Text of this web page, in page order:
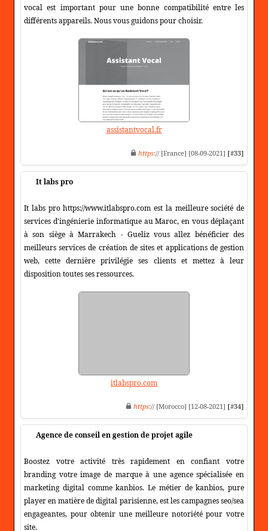
vocal est important pour une bonne compatibilité entre les
différents appareils. Nous vous guidons pour choisir.
assistantvocal.fr
https:// [France] [08-09-2021] [#33]
It labs pro
It labs pro https://www.itlabspro.com est la meilleure société de
services d'ingénierie informatique au Maroc, en vous déplaçant
à son siège à Marrakech - Gueliz vous allez bénéficier des
meilleurs services de création de sites et applications de gestion
web, cette dernière privilégie ses clients et mettez à leur
disposition toutes ses ressources.
itlabspro.com
https:// [Morocco] [12-08-2021] [#34]
Agence de conseil en gestion de projet agile
Boostez votre activité très rapidement en confiant votre
branding votre image de marque à une agence spécialisée en
marketing digital comme kanbios. Le métier de kanbios, pure
player en matière de digital parisienne, est les campagnes seo/sea
engageantes, pour obtenir une meilleure notoriété pour votre
site.